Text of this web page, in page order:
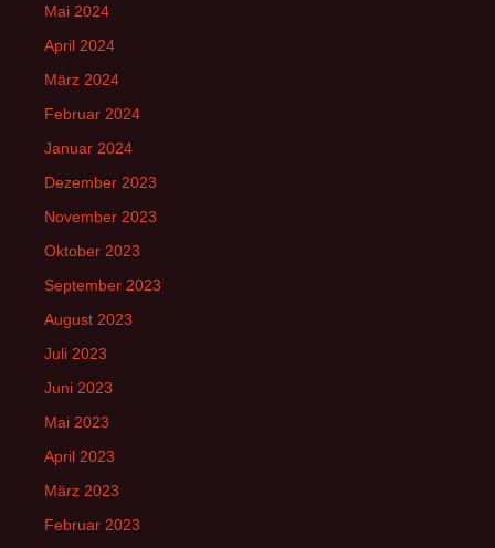
Mai 2024
April 2024
März 2024
Februar 2024
Januar 2024
Dezember 2023
November 2023
Oktober 2023
September 2023
August 2023
Juli 2023
Juni 2023
Mai 2023
April 2023
März 2023
Februar 2023